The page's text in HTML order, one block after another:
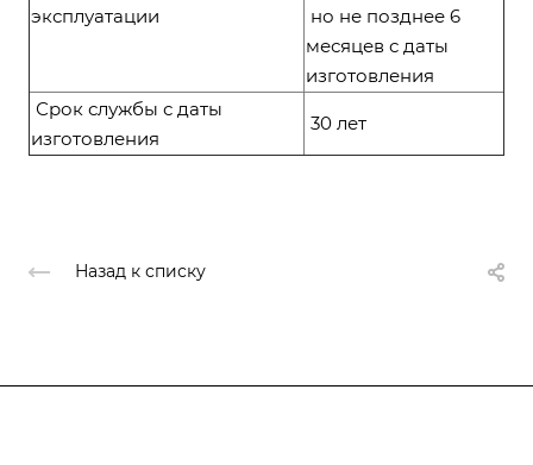
эксплуатации
но не позднее 6
месяцев с даты
изготовления
Срок службы с даты
изготовления
30 лет
Назад к списку